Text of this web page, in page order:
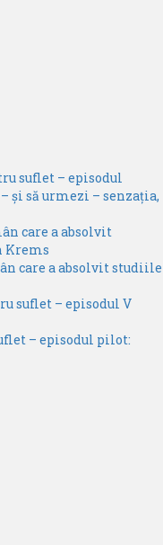
suflet – episodul
și să urmezi – senzația,
care a absolvit
Krems
care a absolvit studiile
suflet – episodul V
– episodul pilot: